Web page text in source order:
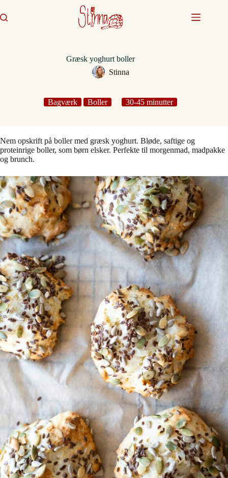
til
indhold
Græsk yoghurt boller
Stinna
Bagværk Boller 30-45 minutter
Nem opskrift på boller med græsk yoghurt. Bløde, saftige og
proteinrige boller, som børn elsker. Perfekte til morgenmad, madpakke
og brunch.